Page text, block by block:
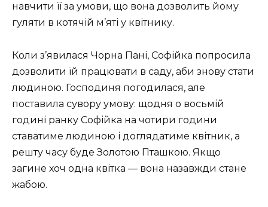
навчити її за умови, що вона дозволить йому
гуляти в котячій м’яті у квітнику.
Коли з’явилася Чорна Пані, Софійка попросила
дозволити їй працювати в саду, аби знову стати
людиною. Господиня погодилася, але
поставила сувору умову: щодня о восьмій
годині ранку Софійка на чотири години
ставатиме людиною і доглядатиме квітник, а
решту часу буде Золотою Пташкою. Якщо
загине хоч одна квітка — вона назавжди стане
жабою.